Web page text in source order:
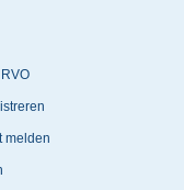
melden